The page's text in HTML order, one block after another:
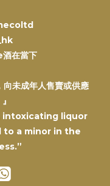
在當下
向未成年人售賣或供應
intoxicating liquor
to a minor in the